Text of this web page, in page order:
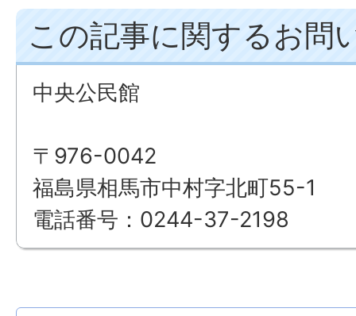
この記事に関するお問
中央公民館
〒976-0042
福島県相馬市中村字北町55-1
電話番号：0244-37-2198